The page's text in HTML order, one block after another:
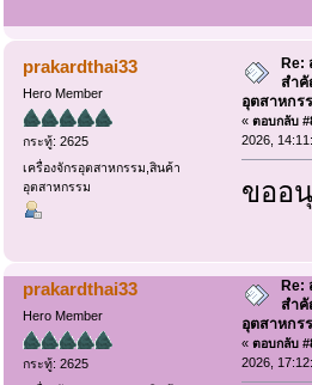
prakardthai33
Hero Member
กระทู้: 2625
เครื่องจักรอุตสาหกรรม,สินค้า
อุตสาหกรรม
Re:
สำคั
อุตสาหกร
«ตอบกลับ
2026,
ขออ
prakardthai33
Hero Member
กระทู้: 2625
Re:
สำคั
อุตสาหกร
«ตอบกลับ
2026,